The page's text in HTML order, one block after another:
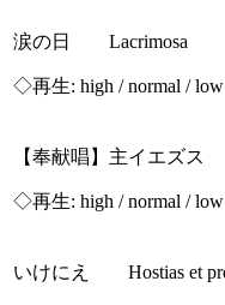
涙の日 Lacrimosa
◇再生: high / normal / low
【奉献唱】主イエズス
◇再生: high / normal / low
いけにえ Hostias et